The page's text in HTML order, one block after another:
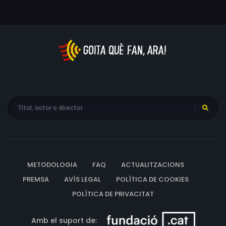
METODOLOGIA FAQ
ACTUALITZACIONS
PREMSA
AVÍS LEGAL
POLÍTICA DE COOKIES
POLÍTICA DE PRIVACITAT
Amb el suport de: